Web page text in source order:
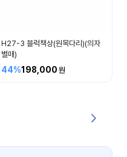
H27-3 블럭책상(원목다리)(의자
별매)
44%198,000